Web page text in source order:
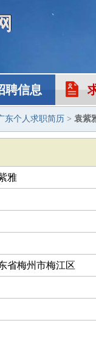
聘信息
东个人求职简历 > 袁紫
雅
省梅州市梅江区